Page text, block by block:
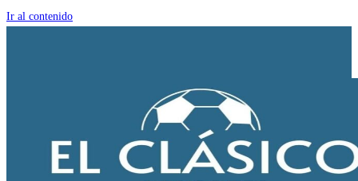
Ir al contenido